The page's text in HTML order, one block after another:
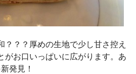
？？？厚めの生地で少し甘さ控え
がお口いっぱいに広がります。あ
発見！